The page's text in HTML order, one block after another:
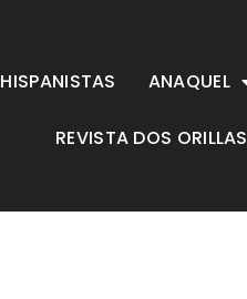
HISPANISTAS ANAQUEL
REVISTA DOS ORILLAS